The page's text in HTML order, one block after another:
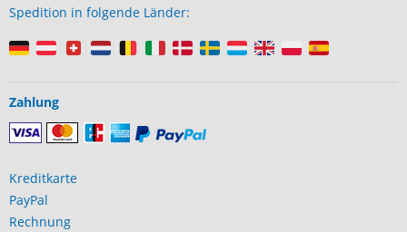
Spedition in folgende Länder:
Zahlung
Kreditkarte
PayPal
Rechnung